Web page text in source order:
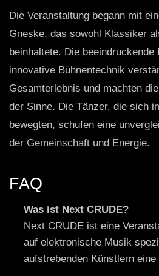
Die Veranstaltung begann mit
Gneske, das sowohl Klassiker
beinhaltete. Die beeindruckende
innovative Bühnentechnik
Gesamterlebnis und machten
der Sinne. Die Tänzer, die sich
bewegten, schufen eine
der Gemeinschaft und Energie.
FAQ
Was ist Next CRUDE?
Next CRUDE ist eine
auf elektronische Musik
aufstrebenden Künstlern